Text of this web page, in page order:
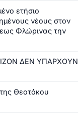
ετήσιο
νέους στον
Φλώρινας την
ΔΕΝ ΥΠΑΡΧΟΥΝ
Θεοτόκου